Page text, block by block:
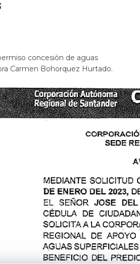
concesión de aguas
Carmen Bohorquez Hurtado.